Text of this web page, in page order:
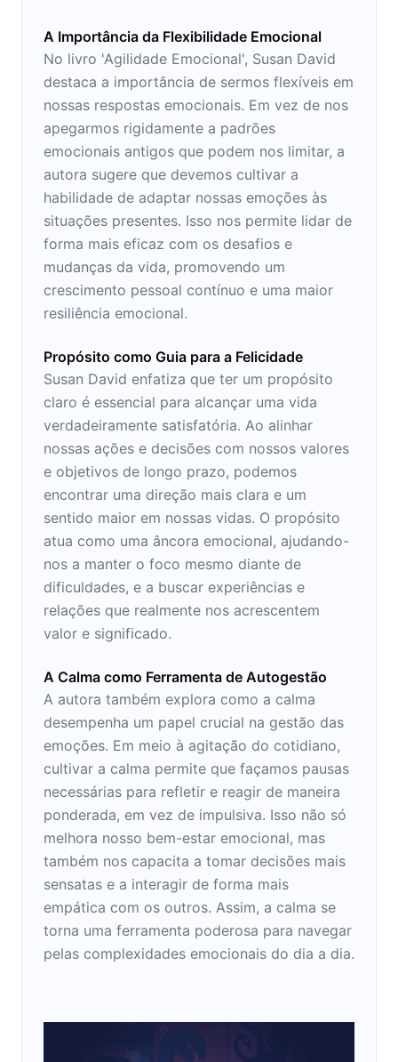
A Importância da Flexibilidade Emocional
No livro 'Agilidade Emocional', Susan David
destaca a importância de sermos flexíveis em
nossas respostas emocionais. Em vez de nos
apegarmos rigidamente a padrões
emocionais antigos que podem nos limitar, a
autora sugere que devemos cultivar a
habilidade de adaptar nossas emoções às
situações presentes. Isso nos permite lidar de
forma mais eficaz com os desafios e
mudanças da vida, promovendo um
crescimento pessoal contínuo e uma maior
resiliência emocional.
Propósito como Guia para a Felicidade
Susan David enfatiza que ter um propósito
claro é essencial para alcançar uma vida
verdadeiramente satisfatória. Ao alinhar
nossas ações e decisões com nossos valores
e objetivos de longo prazo, podemos
encontrar uma direção mais clara e um
sentido maior em nossas vidas. O propósito
atua como uma âncora emocional, ajudando-
nos a manter o foco mesmo diante de
dificuldades, e a buscar experiências e
relações que realmente nos acrescentem
valor e significado.
A Calma como Ferramenta de Autogestão
A autora também explora como a calma
desempenha um papel crucial na gestão das
emoções. Em meio à agitação do cotidiano,
cultivar a calma permite que façamos pausas
necessárias para refletir e reagir de maneira
ponderada, em vez de impulsiva. Isso não só
melhora nosso bem-estar emocional, mas
também nos capacita a tomar decisões mais
sensatas e a interagir de forma mais
empática com os outros. Assim, a calma se
torna uma ferramenta poderosa para navegar
pelas complexidades emocionais do dia a dia.